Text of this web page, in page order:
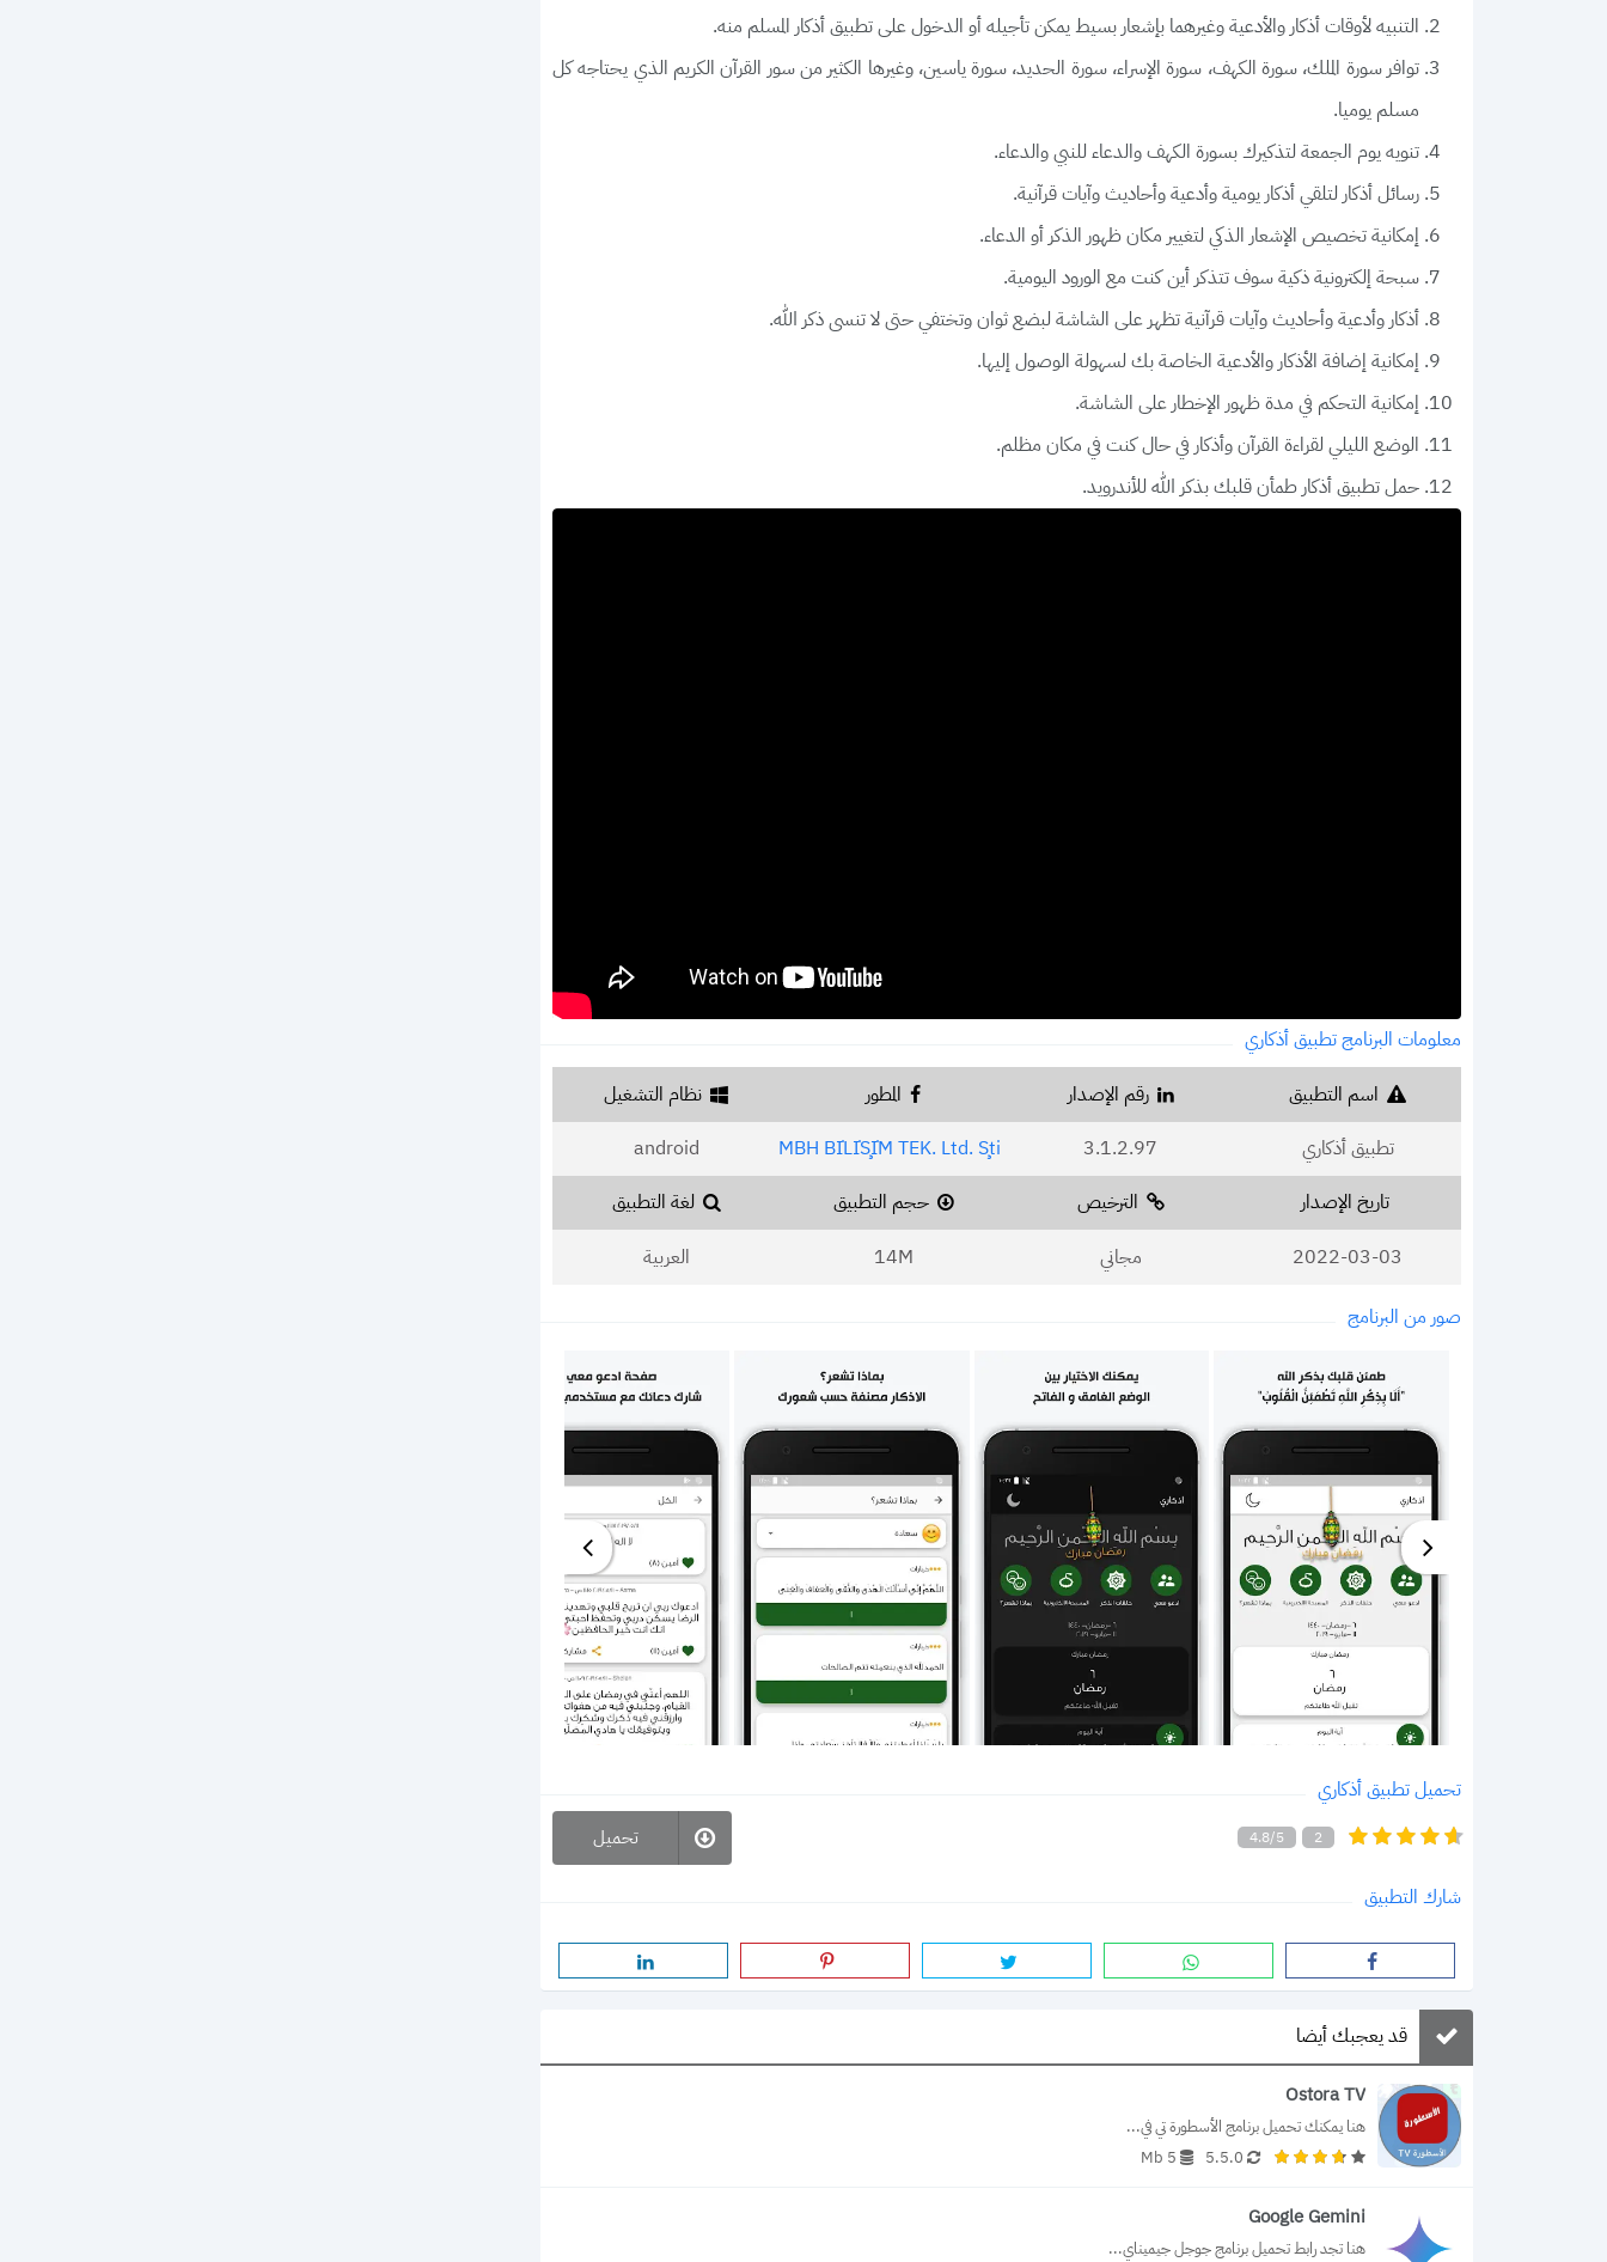
التنبيه لأوقات أذكار والأدعية وغيرهما بإشعار بسيط يمكن تأجيله أو الدخول على تطبيق أذكار المسلم منه.
توافر سورة الملك، سورة الكهف، سورة الإسراء، سورة الحديد، سورة ياسين، وغيرها الكثير من سور القرآن الكريم الذي يحتاجه كل
مسلم يوميا.
تنويه يوم الجمعة لتذكيرك بسورة الكهف والدعاء للنبي والدعاء.
رسائل أذكار لتلقي أذكار يومية وأدعية وأحاديث وآيات قرآنية.
إمكانية تخصيص الإشعار الذكي لتغيير مكان ظهور الذكر أو الدعاء.
سبحة إلكترونية ذكية سوف تتذكر أين كنت مع الورود اليومية.
أذكار وأدعية وأحاديث وآيات قرآنية تظهر على الشاشة لبضع ثوان وتختفي حتى لا تنسى ذكر الله.
إمكانية إضافة الأذكار والأدعية الخاصة بك لسهولة الوصول إليها.
إمكانية التحكم في مدة ظهور الإخطار على الشاشة.
الوضع الليلي لقراءة القرآن وأذكار في حال كنت في مكان مظلم.
حمل تطبيق أذكار طمأن قلبك بذكر الله للأندرويد.
معلومات البرنامج تطبيق أذكاري
اسم التطبيق
تطبيق أذكاري
رقم الإصدار
3.1.2.97
المطور
MBH BİLİŞİM TEK. Ltd. Şti.
نظام التشغيل
android
تاريخ الإصدار
2022-03-03
الترخيص
مجاني
حجم التطبيق
14M
لغة التطبيق
العربية
صور من البرنامج
تحميل تطبيق أذكاري
4.8/5 2 تحميل
شارك التطبيق
قد يعجبك أيضا
Ostora TV
هنا يمكنك تحميل برنامج الأسطورة تي في...
5.5.0
5 Mb
Google Gemini
هنا تجد رابط تحميل برنامج جوجل جيميناي...